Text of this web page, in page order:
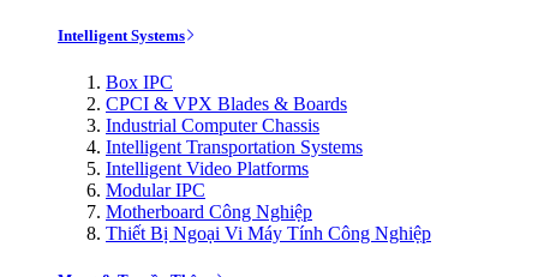
Intelligent Systems
Box IPC
CPCI & VPX Blades & Boards
Industrial Computer Chassis
Intelligent Transportation Systems
Intelligent Video Platforms
Modular IPC
Motherboard Công Nghiệp
Thiết Bị Ngoại Vi Máy Tính Công Nghiệp